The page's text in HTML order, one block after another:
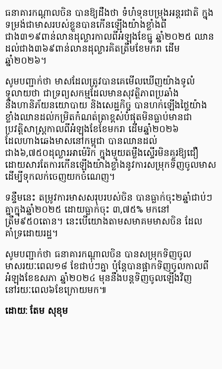
ធនាគារកណ្តាលចិន បានឱ្យដឹងថា ទំហំទុនបម្រុងអន្តរជាតិ ក្នុង
ទម្រង់ជាមាសរបស់ខ្លួនបានកើនឡើងយ៉ាងខ្លាំងពី
ជាង៣១៩ពាន់លានដុល្លារកាលពីអំឡុងខែធ្នូ ឆ្នាំ២០២៥ ឈាន
ដល់ជាង៣៦៩ពាន់លានដុល្លារគិតត្រឹមខែមករា ដើម
ឆ្នាំ២០២៦។
សូមបញ្ជាក់ថា មាសដែលត្រូវបានគេមើលឃើញយ៉ាងទូលំ
ទូលាយថា ជាទ្រព្យសកម្មដែលមានសុវត្ថិភាពប្រឆាំង
នឹងហានិភ័យនយោបាយ និងសេដ្ឋកិច្ច បានហក់ឡើងថ្លៃយ៉ាង
ខ្លាំងឈានដល់កម្រិតកំណត់ត្រាខ្ពស់បំផុតមិនធ្លាប់មានជា
ប្រវត្តិសាស្ត្រកាលពីអំឡុងខែខែមករា ដើមឆ្នាំ២០២៦
ដែលហាងឆេងមាសនៅកម្ពុជា បានឈានដល់
ជាង៦,៧៥០ដុល្លារអាម៉េរិក ក្នុងមួយតម្លឹងស្ទើរមិនគួរឱ្យជឿ
ដោយសារតែការកើនឡើងយ៉ាងខ្លាំងនូវការសម្រុកទិញចូលមាស
ដើម្បីទុកលក់ចេញយកចំណេញ។
ទន្ទឹមនេះ តម្រូវការមាសសរុបរបស់ចិន បានធ្លាក់ចុះ២ឆ្នាំជាប់ៗ
គ្នាក្នុងឆ្នាំ២០២៥ ដោយធ្លាក់ចុះ ៣,៧៥% មកនៅ
ត្រឹម៩៥០តោន។ នេះបើយោងតាមសមាគមមាសចិន ដែល
គាំទ្រដោយរដ្ឋ។
សូមបញ្ជាក់ថា ធនាគារកណ្តាលចិន បានសម្រុកទិញចូល
មាសរយៈពេល១៨ ខែជាប់ៗគ្នា ប៉ុន្តែបានផ្អាកទិញចូលកាលពី
អំឡុងខែឧសភា ឆ្នាំ២០២៤ មុននឹងបន្តទិញចូលឡើងវិញ
នៅរយៈពេល៦ខែក្រោយមក៕
ដោយ: តែម សុខុម